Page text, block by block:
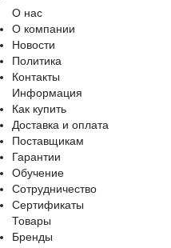
О нас
О компании
Новости
Политика
Контакты
Информация
Как купить
Доставка и оплата
Поставщикам
Гарантии
Обучение
Сотрудничество
Сертификаты
Товары
Бренды